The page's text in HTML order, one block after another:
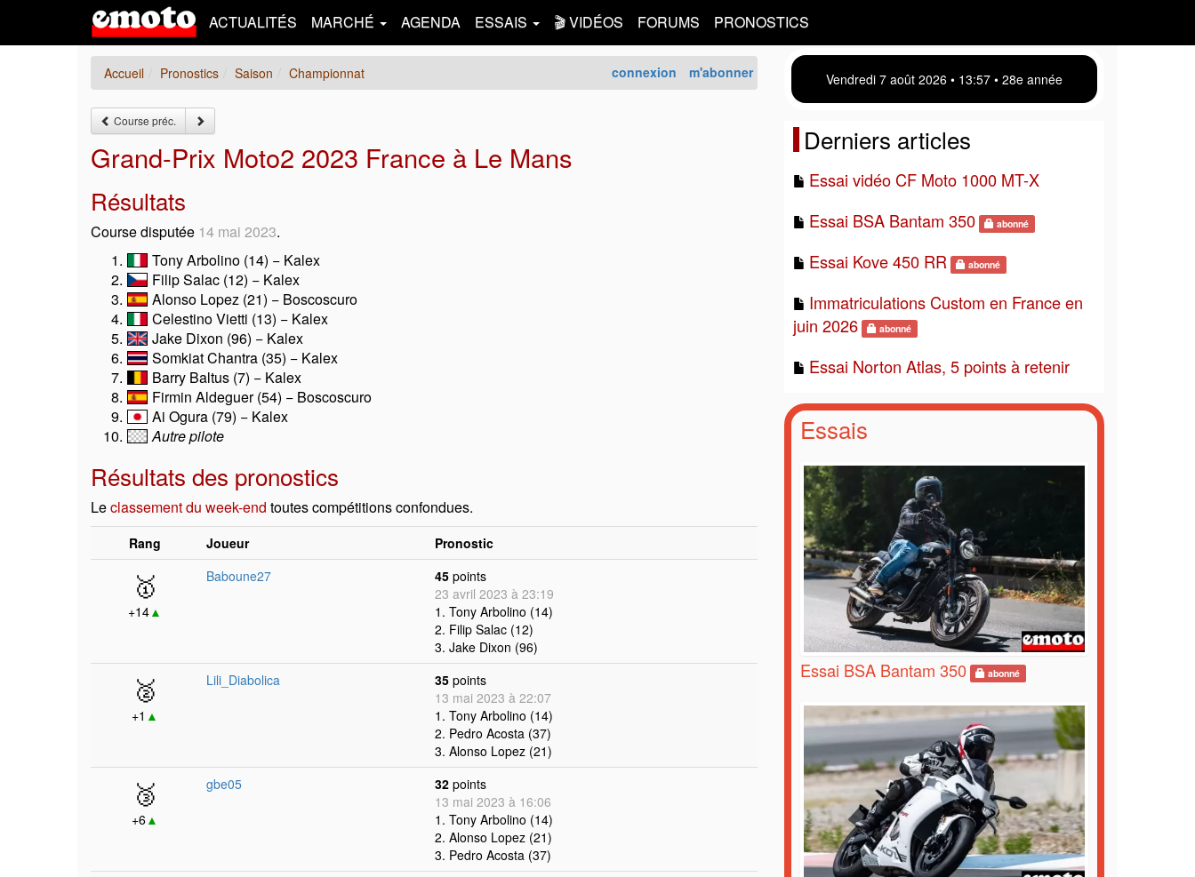
ACTUALITÉS MARCHÉ AGENDA ESSAIS 🎬 VIDÉOS FORUMS PRONOSTICS
connexion m'abonner
Accueil Pronostics Saison Championnat
Course préc.
Grand-Prix Moto2 2023 France à Le Mans
Résultats
Course disputée 14 mai 2023.
Tony Arbolino (14) − Kalex
Filip Salac (12) − Kalex
Alonso Lopez (21) − Boscoscuro
Celestino Vietti (13) − Kalex
Jake Dixon (96) − Kalex
Somkiat Chantra (35) − Kalex
Barry Baltus (7) − Kalex
Firmin Aldeguer (54) − Boscoscuro
Ai Ogura (79) − Kalex
Autre pilote
Résultats des pronostics
Leclassement du week-end toutes compétitions confondues.
Rang Joueur Pronostic
🥇
+14▲
Baboune27 45 points
23 avril 2023 à 23:19
1. Tony Arbolino (14)
2. Filip Salac (12)
3. Jake Dixon (96)
🥈
+1 ▲
Lili_Diabolica 35 points
13 mai 2023 à 22:07
1. Tony Arbolino (14)
2. Pedro Acosta (37)
3. Alonso Lopez (21)
🥉
+6▲
gbe05 32 points
13 mai 2023 à 16:06
1. Tony Arbolino (14)
2. Alonso Lopez (21)
3. Pedro Acosta (37)
Vendredi 7 août 2026 • 13 57 • 28e année
Derniers articles
Essai vidéo CF Moto 1000 MT-X
Essai BSA Bantam 350
abonné
Essai Kove 450 RR abonné
Immatriculations Custom en France en
juin 2026
abonné
Essai Norton Atlas, 5 points à retenir
Essais
Essai BSA Bantam 350 abonné